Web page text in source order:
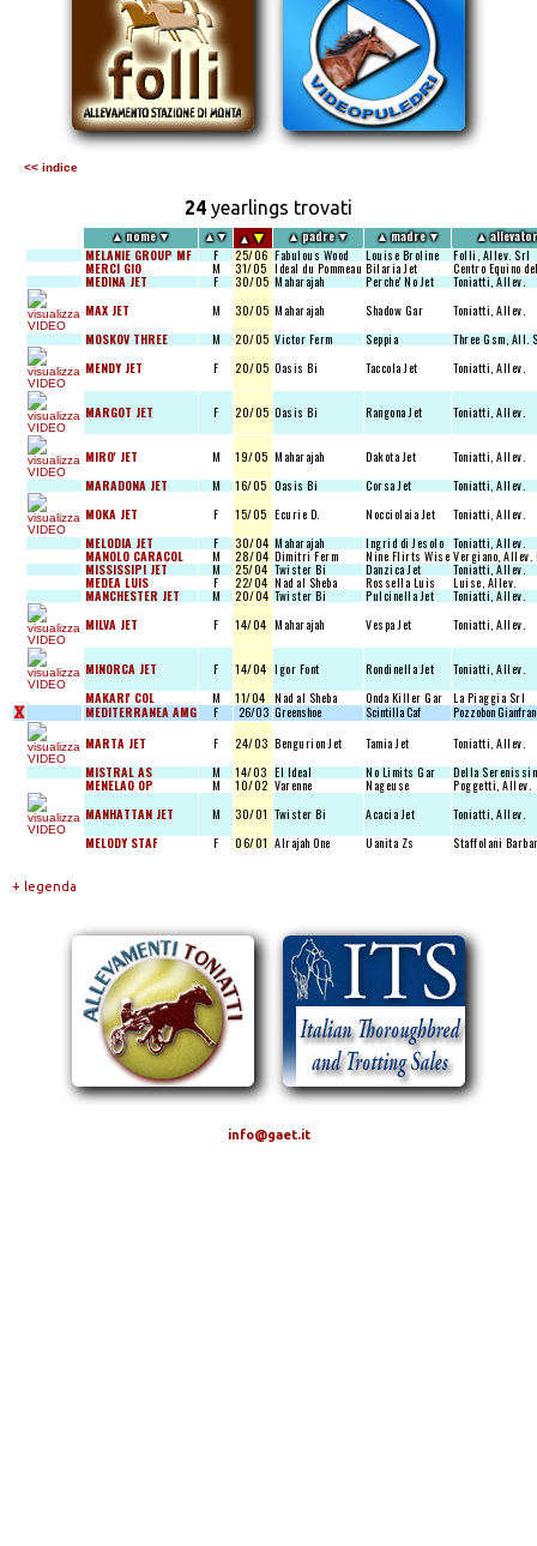
<< indice
24 yearlings trovati
▲nome▼ ▲▼ ▲▼ ▲padre▼ ▲madre▼ ▲
MELANIE GROUP MF F 25/06 Fabulous Wood Louise Broline Folli, Allev. Srl
MERCI GIO M 31/05 Ideal du Pommeau Bilaria Jet Centro Equino
MEDINA JET F 30/05 Maharajah Perche' No Jet
Toniatti, Allev.
MAX JET
M 30/05 Maharajah Shadow Gar
Toniatti, Allev.
MOSKOV THREE
M 20/05 Victor Ferm Seppia
Three Gsm, All.
MENDY JET
F 20/05 Oasis Bi Taccola Jet Toniatti, Allev.
MARGOT JET F 20/05 Oasis Bi Rangona Jet Toniatti, Allev.
MIRO' JET M 19/05 Maharajah Dakota Jet
Toniatti, Allev.
MARADONA JET
M 16/05 Oasis Bi Corsa Jet
Toniatti, Allev.
MOKA JET
F 15/05 Ecurie D. Nocciolaia Jet
Toniatti, Allev.
MELODIA JET
F 30/04 Maharajah Ingrid di Jesolo Toniatti, Allev.
MANOLO CARACOL M 28/04 Dimitri Ferm Nine Flirts Wise Vergiano, Allev.
MISSISSIPI JET M 25/04 Twister Bi Danzica Jet Toniatti, Allev.
MEDEA LUIS F 22/04 Nad al Sheba Rossella Luis Luise, Allev.
MANCHESTER JET M 20/04 Twister Bi Pulcinella Jet
Toniatti, Allev.
MILVA JET
F 14/04 Maharajah Vespa Jet Toniatti, Allev.
MINORCA JET F 14/04 Igor Font Rondinella Jet
Toniatti, Allev.
MAKARI' COL
M 11/04 Nad al Sheba Onda Killer Gar La Piaggia Srl
X MEDITERRANEA AMG F 26/03 Greenshoe Scintilla Caf
Pozzobon
MARTA JET
F 24/03 Bengurion Jet Tamia Jet
Toniatti, Allev.
MISTRAL AS
M 14/03 El Ideal No Limits Gar Della
MENELAO OP M 10/02 Varenne Nageuse
Poggetti, Allev.
MANHATTAN JET
M 30/01 Twister Bi Acacia Jet
Toniatti, Allev.
MELODY STAF
F 06/01 Alrajah One Uanita Zs Staffolani
+ legenda
info@gaet.it